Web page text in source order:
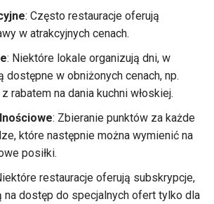
: Często restauracje oferują
w atrakcyjnych cenach.
: Niektóre lokale organizują dni, w
dostępne w obniżonych cenach, np.
rabatem na dania kuchni włoskiej.
: Zbieranie punktów za każde
które następnie można wymienić na
posiłki.
restauracje oferują subskrypcje,
na dostęp do specjalnych ofert tylko dla